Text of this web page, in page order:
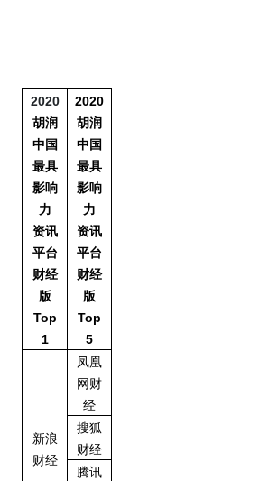
2020
胡润
中国
最具
影响
力
资讯
平台
财经
版
Top
1
2020
胡润
中国
最具
影响
力
资讯
平台
财经
版
Top
5
新浪
财经
凤凰
网财
经
搜狐
财经
腾讯